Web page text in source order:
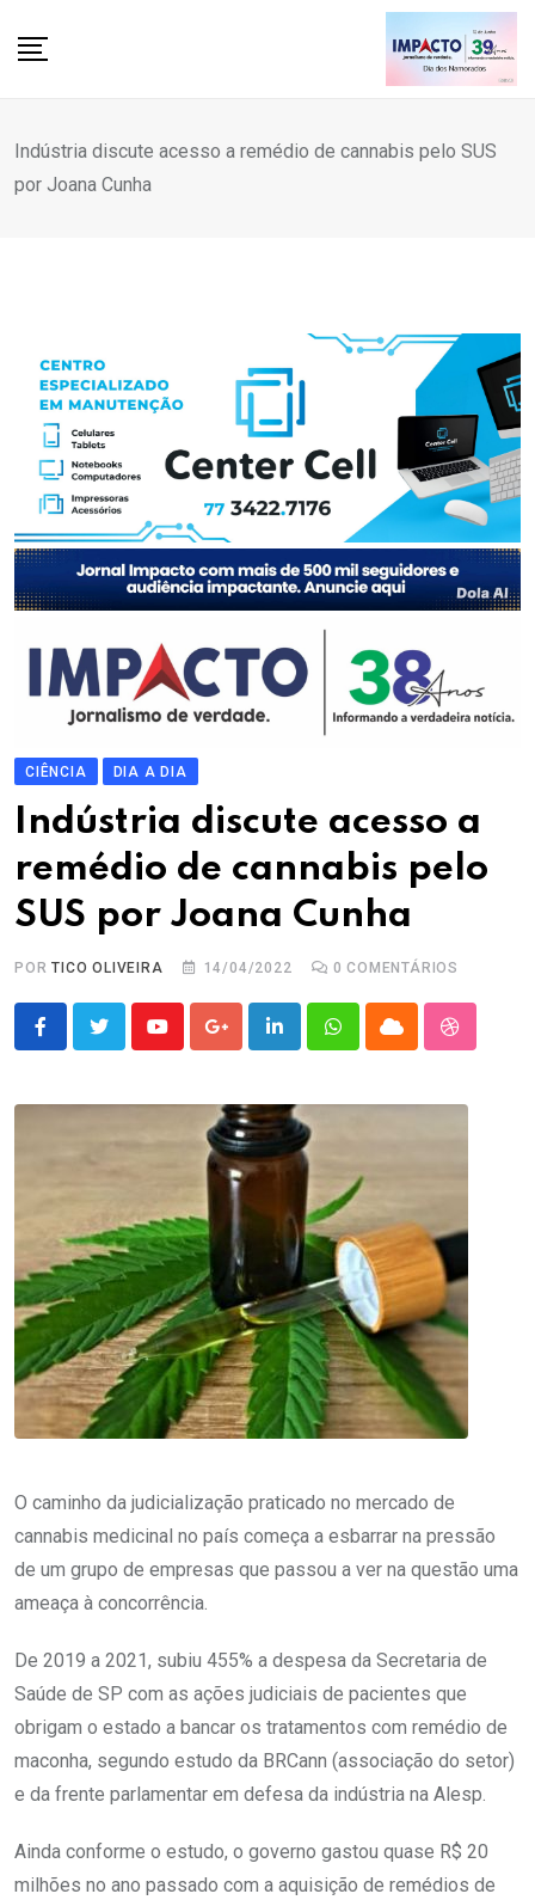
Indústria discute acesso a remédio de cannabis pelo SUS
por Joana Cunha
CIÊNCIA DIA A DIA
Indústria discute acesso a
remédio de cannabis pelo
SUS por Joana Cunha
PORTICO OLIVEIRA 14/04/2022 0 COMENTÁRIOS
YoutubeGoogle+LinkedInWhatsappCloud
O caminho da judicialização praticado no mercado de
cannabis medicinal no país começa a esbarrar na pressão
de um grupo de empresas que passou a ver na questão uma
ameaça à concorrência.
De 2019 a 2021, subiu 455% a despesa da Secretaria de
Saúde de SP com as ações judiciais de pacientes que
obrigam o estado a bancar os tratamentos com remédio de
maconha, segundo estudo da BRCann (associação do setor)
e da frente parlamentar em defesa da indústria na Alesp.
Ainda conforme o estudo, o governo gastou quase R$ 20
milhões no ano passado com a aquisição de remédios de